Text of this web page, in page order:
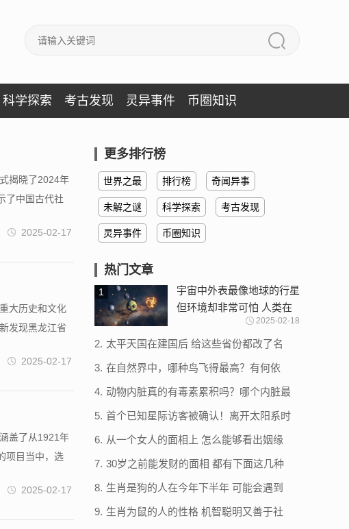
科学探索 考古发现 灵异事件 币圈知识
揭晓了2024年
了中国古代社
2025-02-17
大历史和文化
发现黑龙江省
2025-02-17
盖了从1921年
项目当中，选
2025-02-17
更多排行榜
世界之最 排行榜 奇闻异事
未解之谜 科学探索 考古发现
灵异事件 币圈知识
热门文章
1
宇宙中外表最像地球的行星
但环境却非常可怕 人类在
2025-02-18
2. 太平天国在建国后 给这些省份都改了名
3. 在自然界中，哪种鸟飞得最高？有何依
4. 动物内脏真的有毒素累积吗？哪个内脏最
5. 首个已知星际访客被确认！离开太阳系时
6. 从一个女人的面相上 怎么能够看出姻缘
7. 30岁之前能发财的面相 都有下面这几种
8. 生肖是狗的人在今年下半年 可能会遇到
9. 生肖为鼠的人的性格 机智聪明又善于社